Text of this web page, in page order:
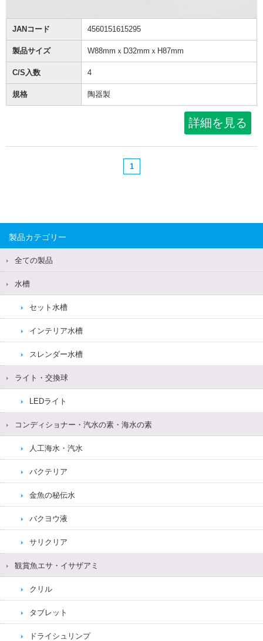
JANコード 4560151615295
製品サイズ W88mmｘD32mmｘH87mm
C/S入数 4
規格 陶器製
詳細を見る
1
製品カテゴリー
全ての製品
水槽
セット水槽
インテリア水槽
スレンダー水槽
ライト・交換球
LEDライト
コンディショナー・汽水の素・海水の素
人工海水・汽水
バクテリア
金魚の秘伝水
バクヨウ液
サリクリア
観賞魚エサ・イサザアミ
クリル
タブレット
ドライシュリンプ